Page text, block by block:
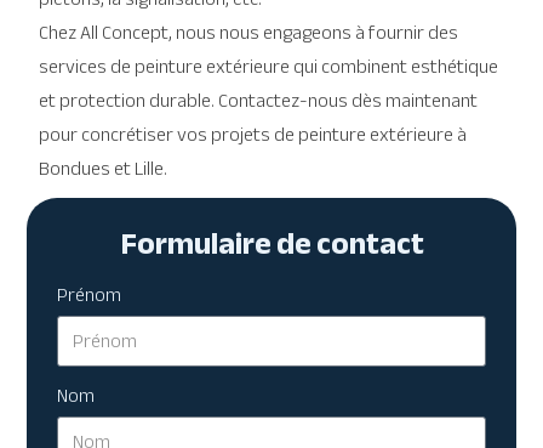
Chez All Concept, nous nous engageons à fournir des
services de peinture extérieure qui combinent esthétique
et protection durable. Contactez-nous dès maintenant
pour concrétiser vos projets de peinture extérieure à
Bondues et Lille.
Formulaire de contact
Prénom
Nom